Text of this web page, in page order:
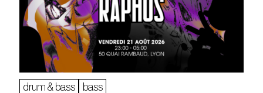
drum & bass bass